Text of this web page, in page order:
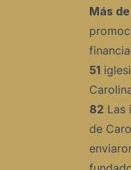
Más
51
82 Las
de